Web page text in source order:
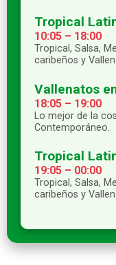
Tropical
10:05 – 18:00
Tropical, Salsa,
caribeños y
Vallenatos
18:05 – 19:00
Lo mejor de la
Contemporáneo.
Tropical
19:05 – 00:00
Tropical, Salsa,
caribeños y